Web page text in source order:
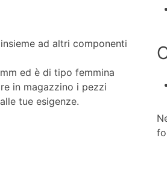
ad altri componenti
ed è di tipo femmina
in magazzino i pezzi
tue esigenze.